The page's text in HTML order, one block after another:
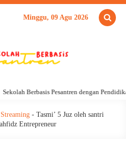
Minggu, 09 Agu 2026
Berbasis Pesantren dengan
- Tasmi’ 5 Juz oleh santri
Entrepreneur